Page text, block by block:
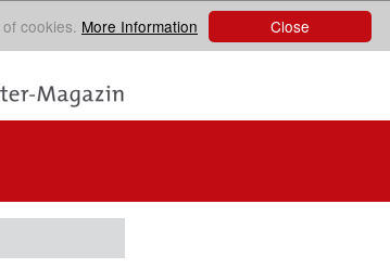
Close
cookies. More Information